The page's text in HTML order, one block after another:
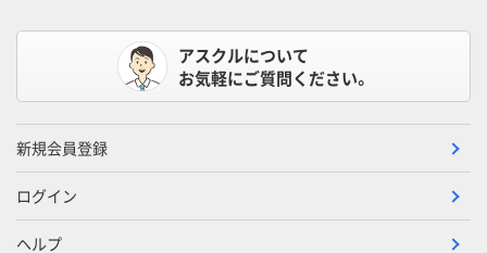
アスクルについて
お気軽にご質問ください。
新規会員登録
ログイン
ヘルプ